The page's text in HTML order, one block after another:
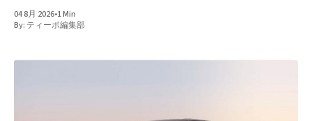
04 8月 2026•1 Min
By: ティーポ編集部